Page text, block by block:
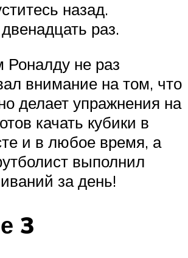
назад.
раз.
Роналду не раз
внимание на том, что
делает упражнения на
качать кубики в
и в любое время, а
выполнил
за день!
3